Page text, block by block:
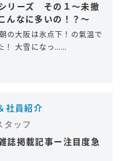
リーズ その１～未撤
んなに多いの！？～
の大阪は氷点下！の氣温で
！ 大雪になっ……
社員紹介
ッフ
誌掲載記事ー注目度急